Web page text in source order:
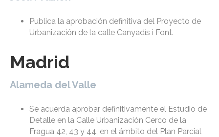
Publica la aprobación definitiva del Proyecto de
Urbanización de la calle Canyadís i Font.
Madrid
Alameda del Valle
Se acuerda aprobar definitivamente el Estudio de
Detalle en la Calle Urbanización Cerco de la
Fragua 42, 43 y 44, en el ámbito del Plan Parcial